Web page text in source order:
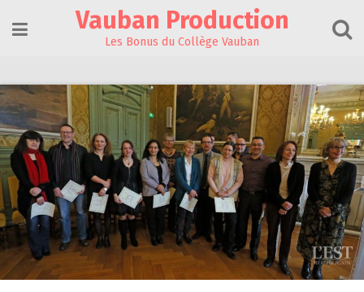
content
Vauban Production
Les Bonus du Collège Vauban